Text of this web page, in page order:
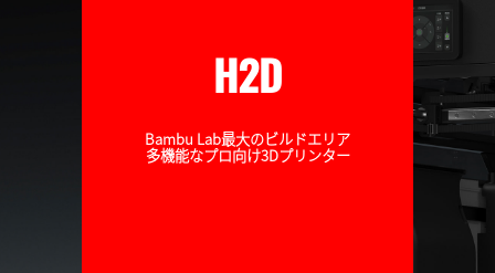
H2D
Bambu Lab最大のビルドエリア
多機能なプロ向け3Dプリンター